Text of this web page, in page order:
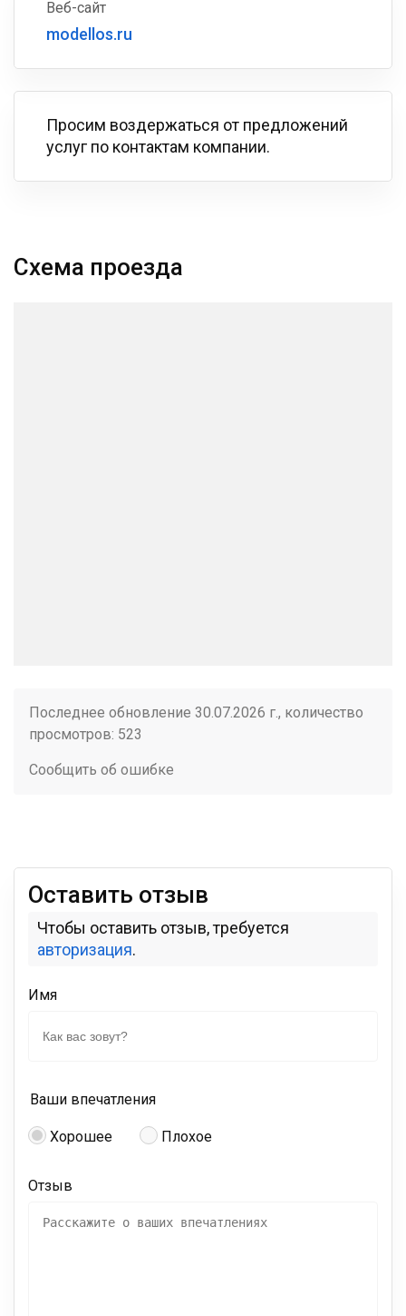
Веб-сайт
modellos.ru
Просим воздержаться от предложений
услуг по контактам компании.
Схема проезда
Последнее обновление 30.07.2026 г., количество
просмотров: 523
Сообщить об ошибке
Оставить отзыв
Чтобы оставить отзыв, требуется
авторизация.
Имя
Ваши впечатления
Хорошее Плохое
Отзыв